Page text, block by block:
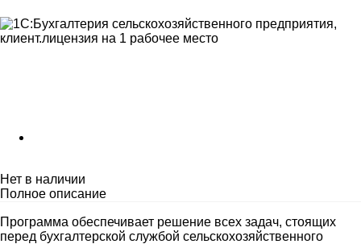
Нет в наличии
Полное описание
Программа обеспечивает решение всех задач, стоящих
перед бухгалтерской службой сельскохозяйственного